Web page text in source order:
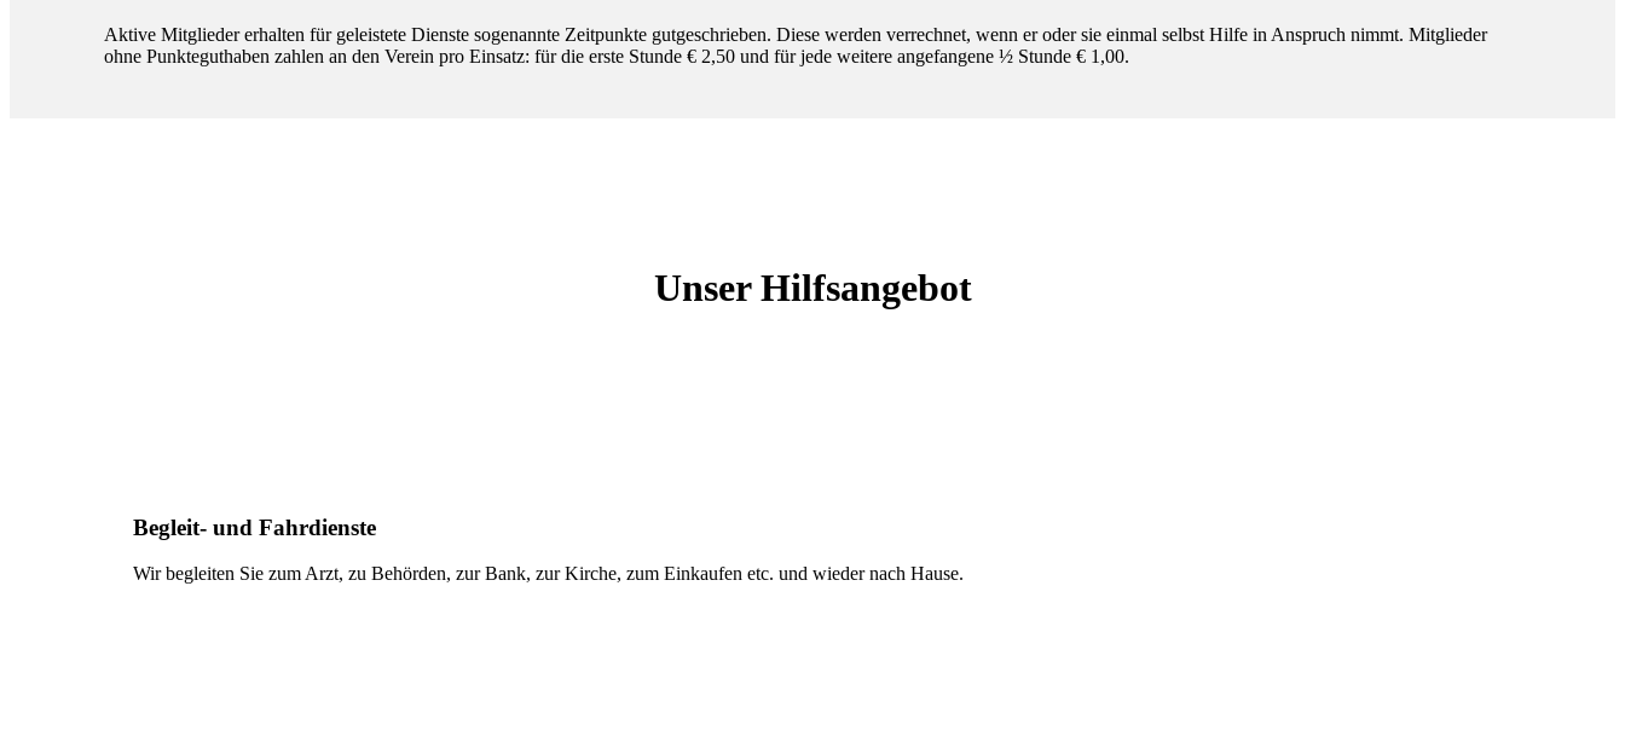
Aktive Mitglieder erhalten für geleistete Dienste sogenannte Zeitpunkte gutgeschrieben. Diese werden verrechnet, wenn er oder sie einmal selbst Hilfe in Anspruch nimmt. Mitglieder
ohne Punkteguthaben zahlen an den Verein pro Einsatz: für die erste Stunde € 2,50 und für jede weitere angefangene ½ Stunde € 1,00.
Unser Hilfsangebot
Begleit- und Fahrdienste
Wir begleiten Sie zum Arzt, zu Behörden, zur Bank, zur Kirche, zum Einkaufen etc. und wieder nach Hause.